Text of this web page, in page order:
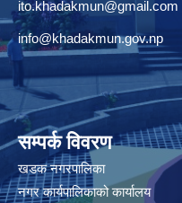
ito.khadakmun@gmail.com
info@khadakmun.gov.np
सम्पर्क विवरण
खडक नगरपालिका
नगर कार्यपालिकाको कार्यालय